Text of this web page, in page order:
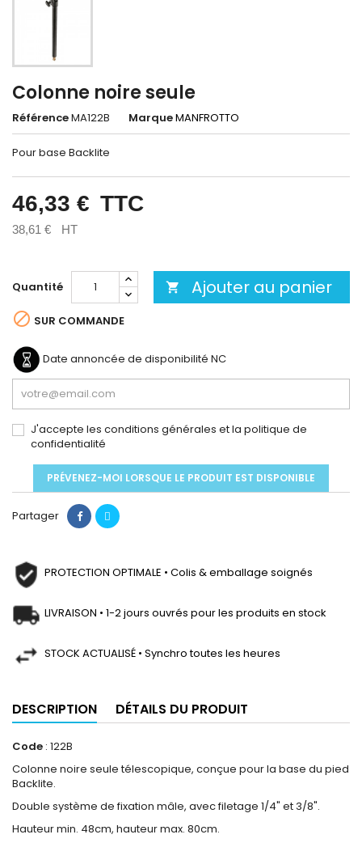
Colonne noire seule
RéférenceMA122B MarqueMANFROTTO
Pour base Backlite
46,33 € TTC
38,61 € HT
Quantité  Ajouter au panier
 SUR COMMANDE
Date annoncée de disponibilité NC
J'accepte les conditions générales et la politique de
confidentialité
PRÉVENEZ-MOI LORSQUE LE PRODUIT EST DISPONIBLE
Partager
PROTECTION OPTIMALE • Colis & emballage soignés
LIVRAISON • 1-2 jours ouvrés pour les produits en stock
STOCK ACTUALISÉ • Synchro toutes les heures
DESCRIPTION DÉTAILS DU PRODUIT
Code : 122B
Colonne noire seule télescopique, conçue pour la base du pied
Backlite.
Double système de fixation mâle, avec filetage 1/4" et 3/8".
Hauteur min. 48cm, hauteur max. 80cm.